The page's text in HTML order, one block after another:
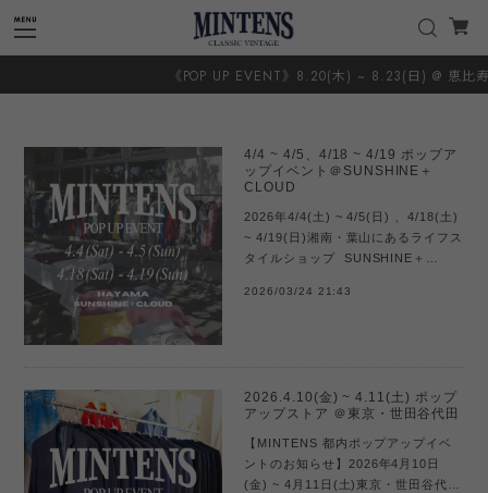
《POP UP EVENT》8.20(木) ~ 8.23(日) @ 恵比寿
4/4 ~ 4/5、4/18 ~ 4/19 ポップア
ップイベント＠SUNSHINE＋
CLOUD
2026年4/4(土) ~ 4/5(日) 、4/18(土)
~ 4/19(日)湘南・葉山にあるライフス
タイルショップ SUNSHINE＋
MINTENSがポップアップ出店しま
2026/03/24 21:43
2026.4.10(金) ~ 4.11(土) ポップ
アップストア ＠東京・世田谷代田
【MINTENS 都内ポップアップイベ
ントのお知らせ】2026年4月10日
(金) ~ 4月11日(土)東京・世田谷代田